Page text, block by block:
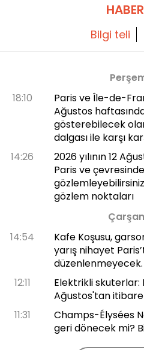
Bilgi teli
18:10
Paris ve Île-de-
Ağustos
gösterebilecek
dalgası ile karşı
14:26
2026 yılının 12
Paris ve
gözlem noktaları
14:54
Kafe Koşusu,
yarış nihayet
düzenlenmeyecek.
12:11
Elektrikli skuterlar:
Ağustos'tan
11:31
Champs-Élysées
geri dönecek mi?